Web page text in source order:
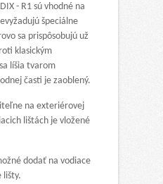
- R1 sú vhodné na
špeciálne
sa prispôsobujú už
klasickým
líšia tvarom
časti je zaoblený.
na exteriérovej
lištách je vložené
dodať na vodiace
lišty.